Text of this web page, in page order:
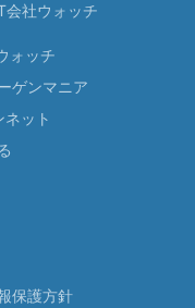
会社ウォッチ
ォッチ
ゲンマニア
ット
保護方針